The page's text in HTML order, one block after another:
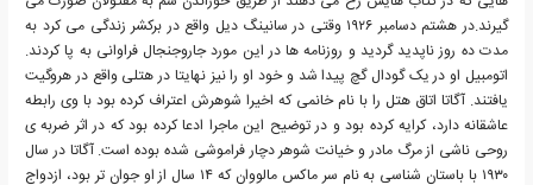
گیرند.در هشتم دسامبر ۱۹۲۶ وقتی در سانینگ دیل واقع در برکشر زندگی می کرد به
مدت ده روز ناپدید گردید و روزنامه ها در این مورد جاروجنجال فراوانی به پا کردند.
اتومبیل او در یک گودال گچ پیدا شد و خود او را نیز نهایتا در هتلی واقع در هروگیت
یافتند. آگاتا اتاق هتل را با نام خانمی که اخیرا شوهرش اعتراف کرده بود با وی رابطه
عاشقانه دارد، کرایه کرده بود و در توضیح این ماجرا ادعا کرده بود که در اثر ضربه ی
روحی ناشی از مرگ مادر و خیانت شوهر دچار فراموشی شده بوده است. آگاتا در سال
۱۹۳۰ با باستان شناسی به نام سر ماکس مالووان که ۱۴ سال از او جوان تر بود، ازدواج